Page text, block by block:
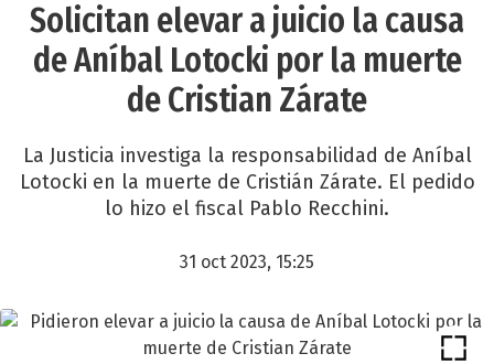
Solicitan elevar a juicio la causa
de Aníbal Lotocki por la muerte
de Cristian Zárate
La Justicia investiga la responsabilidad de Aníbal
Lotocki en la muerte de Cristián Zárate. El pedido
lo hizo el fiscal Pablo Recchini.
31 oct 2023, 15:25